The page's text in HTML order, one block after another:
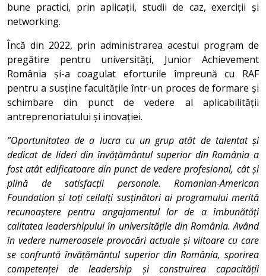
bune practici, prin aplicații, studii de caz, exerciții și
networking.
Încă din 2022, prin administrarea acestui program de
pregătire pentru universități, Junior Achievement
România și-a coagulat eforturile împreună cu RAF
pentru a susține facultățile într-un proces de formare și
schimbare din punct de vedere al aplicabilității
antreprenoriatului și inovației.
”Oportunitatea de a lucra cu un grup atât de talentat și
dedicat de lideri din învățământul superior din România a
fost atât edificatoare din punct de vedere profesional, cât și
plină de satisfacții personale. Romanian-American
Foundation și toți ceilalți susținători ai programului merită
recunoaștere pentru angajamentul lor de a îmbunătăți
calitatea leadershipului în universitățile din România. Având
în vedere numeroasele provocări actuale și viitoare cu care
se confruntă învățământul superior din România, sporirea
competenței de leadership și construirea capacității